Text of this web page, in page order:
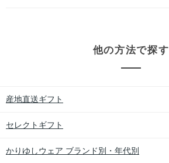
他の方法で探す
産地直送ギフト
セレクトギフト
かりゆしウェア ブランド別・年代別